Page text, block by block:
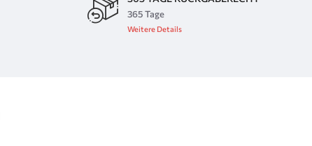
365 Tage
Weitere Details